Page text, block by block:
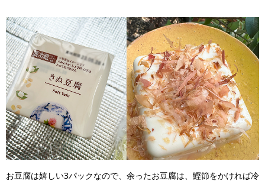
お豆腐は嬉しい3パックなので、余ったお豆腐は、鰹節をかければ冷